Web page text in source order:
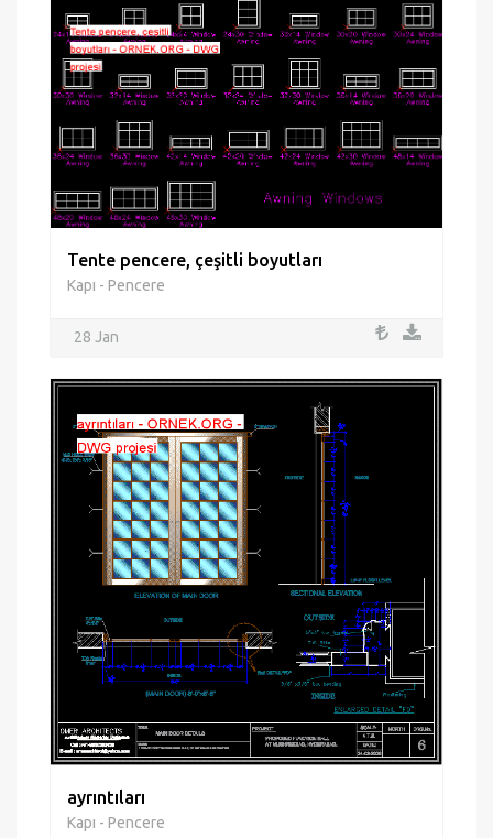
Tente pencere, çeşitli boyutları
Kapı - Pencere
28 Jan
ayrıntıları
Kapı - Pencere